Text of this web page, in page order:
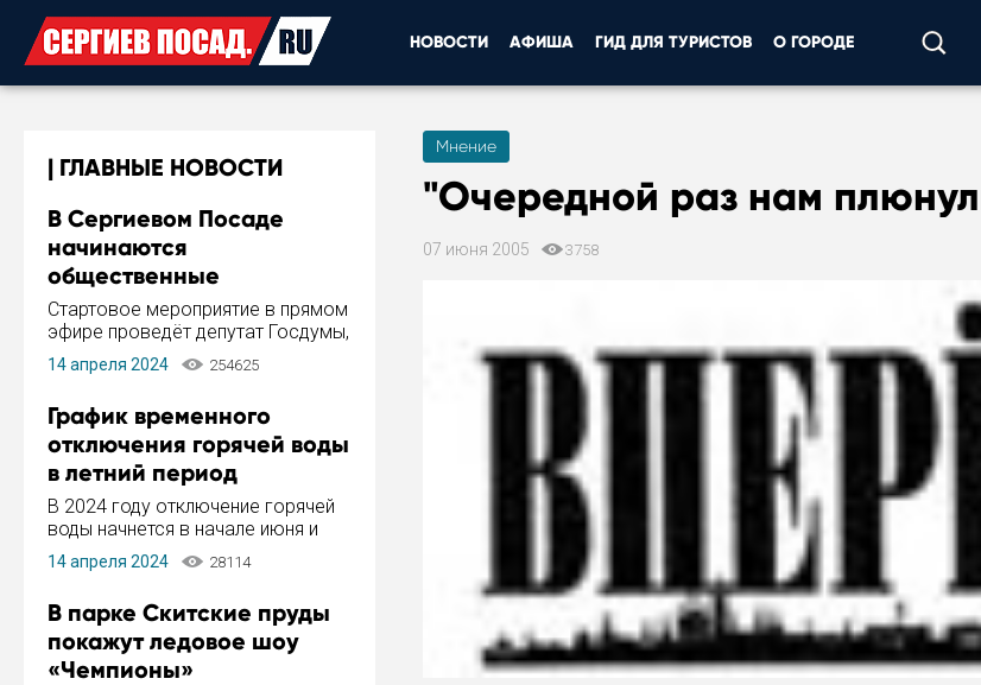
НОВОСТИ АФИША ГИД ДЛЯ ТУРИСТОВ О ГОРОДЕ
ГЛАВНЫЕ НОВОСТИ
В Сергиевом Посаде
начинаются
общественные
обсуждения Стратегии
развития города
Стартовое мероприятие в прямом
эфире проведёт депутат Госдумы,
инициатор и автор Концепции
развития Сергиева Посада и
Пахомов.
14 апреля 2024 254625
График временного
отключения горячей воды
в летний период
В 2024 году отключение горячей
воды начнется в начале июня и
завершится в конце августа.
Период отключения составит не
14 апреля 2024 28114
В парке Скитские пруды
покажут ледовое шоу
«Чемпионы»
Мнение
"Очередной раз нам
07 июня 2005 3758